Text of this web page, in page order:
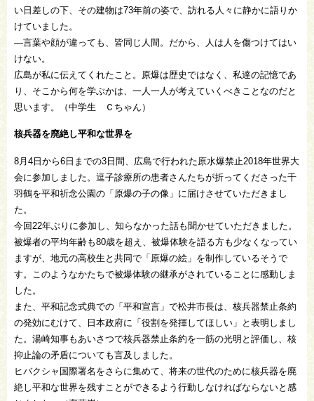
い日差しの下、その建物は73年前の姿で、訪れる人々に静かに語りか
けていました。
―言葉や顔が違っても、皆同じ人間。だから、人は人を傷つけてはい
けない。
広島が私に伝えてくれたこと。原爆は歴史ではなく、私達の記憶であ
り、そこから何を学ぶかは、一人一人が考えていくべきことなのだと
思います。（中学生 Ｃちゃん）
核兵器を廃絶し平和な世界を
8月4日から6日までの3日間、広島で行われた原水爆禁止2018年世界大
会に参加しました。逗子診療所の患者さんたちが折ってくださった千
羽鶴を平和祈念公園の「原爆の子の像」に届けさせていただきまし
た。
今回22年ぶりに参加し、知らなかった話も聞かせていただきました。
被爆者の平均年齢も80歳を超え、被爆体験を語る方も少なくなってい
ますが、地元の高校生と共同で「原爆の絵」を制作しているそうで
す。このようなかたちで被爆体験の継承がされていることに感動しま
した。
また、平和記念式典での「平和宣言」で松井市長は、核兵器禁止条約
の発効にむけて、日本政府に「役割を発揮してほしい」と表明しまし
た。湯崎知事もあいさつで核兵器禁止条約を一筋の光明と評価し、核
抑止論の矛盾についても言及しました。
ヒバクシャ国際署名をさらに集めて、将来の世代のために核兵器を廃
絶し平和な世界を残すことができるよう行動しなければならないと感